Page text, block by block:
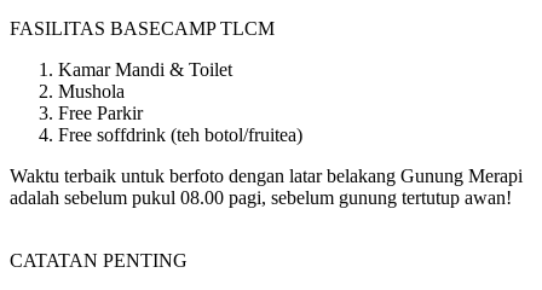
FASILITAS BASECAMP TLCM
Kamar Mandi & Toilet
Mushola
Free Parkir
Free soffdrink (teh botol/fruitea)
Waktu terbaik untuk berfoto dengan latar belakang Gunung Merapi
adalah sebelum pukul 08.00 pagi, sebelum gunung tertutup awan!
CATATAN PENTING